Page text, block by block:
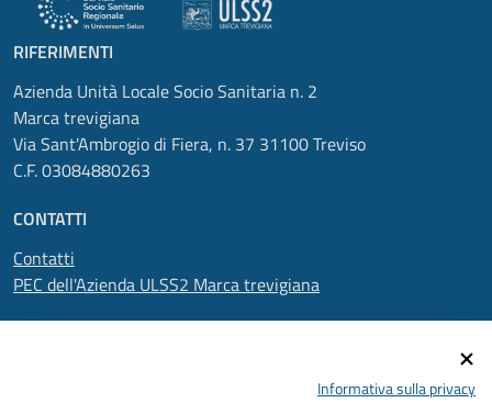
RIFERIMENTI
Azienda Unità Locale Socio Sanitaria n. 2
Marca trevigiana
Via Sant'Ambrogio di Fiera, n. 37 31100 Treviso
C.F. 03084880263
CONTATTI
Contatti
PEC dell'Azienda ULSS2 Marca trevigiana
Informativa sulla privacy